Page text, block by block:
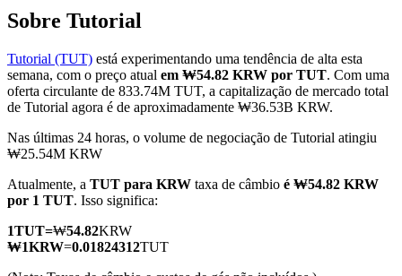
Futuros COIN-M
Futuros de criptomoeda
TradFi
Derivativos de ações, câmbio, metais preciosos e commodities
Sobre Tutorial
Tutorial (TUT) está experimentando uma tendência de alta esta
semana, com o preço atual em ₩54.82 KRW por TUT. Com uma
oferta circulante de 833.74M TUT, a capitalização de mercado total
de Tutorial agora é de aproximadamente ₩36.53B KRW.
Nas últimas 24 horas, o volume de negociação de Tutorial atingiu
₩25.54M KRW
Atualmente, a TUT para KRW taxa de câmbio é ₩54.82 KRW
por 1 TUT. Isso significa:
1TUT=₩54.82KRW
₩1KRW=0.01824312TUT